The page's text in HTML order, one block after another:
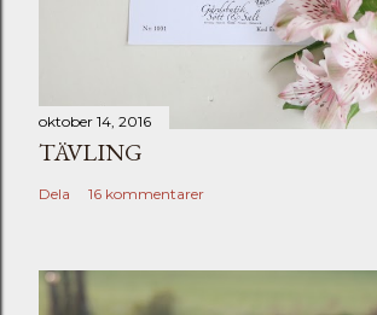
oktober 14, 2016
TÄVLING
Dela 16 kommentarer